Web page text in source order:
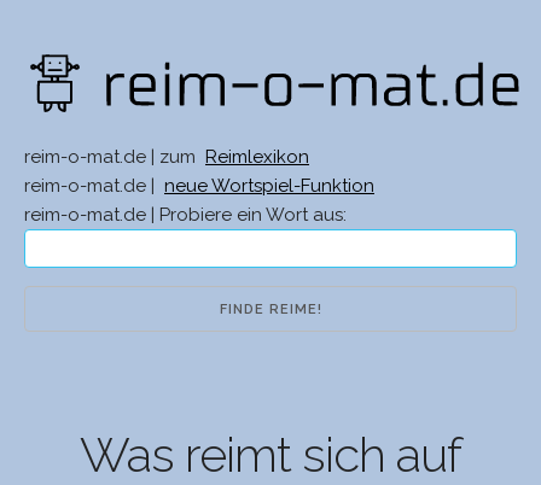
reim-o-mat.de | zum
Reimlexikon
reim-o-mat.de |
neue Wortspiel-Funktion
reim-o-mat.de | Probiere ein Wort aus:
Was reimt sich auf